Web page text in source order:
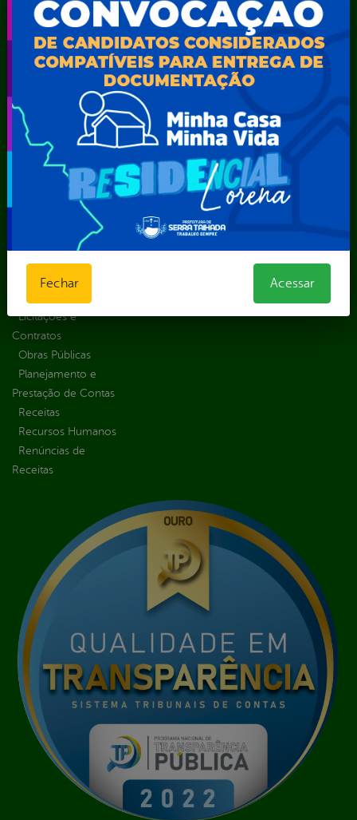
Educação
Saúde
Atos normativos
Central de Dúvidas
Convênios e
Transferências
Despesas
Diárias
parlamentares
Organizacional
LGPD e Governo
Licitações e
Contratos
Obras Públicas
Planejamento e
Prestação de Contas
Receitas
Recursos Humanos
Renúncias de
Receitas
Como
solicitar
Consulte sua
Solicitação
Decretos
Formulários
Prazos e
autoridades
Sic Físico
Recurso
Solicitar um
Carta de
Serviços
E-sic
Autenticidade
Ouvidoria
Portal Aldir
Blanc
Portal da
Transparência
Fechar Acessar